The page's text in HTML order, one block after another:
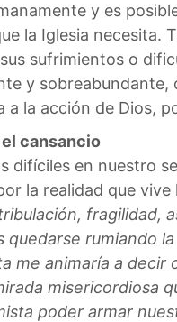
y es
la Iglesia
sufrimientos o
y
la acción de Dios,
cansancio
difíciles en nuestro
la realidad que
fragilidad,
rumiando
animaría a decir
misericordiosa
poder armar